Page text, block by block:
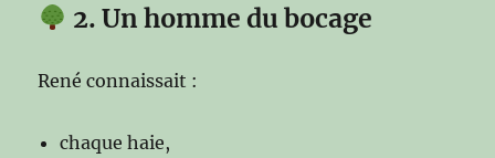
2. Un homme du bocage
René connaissait :
chaque haie,